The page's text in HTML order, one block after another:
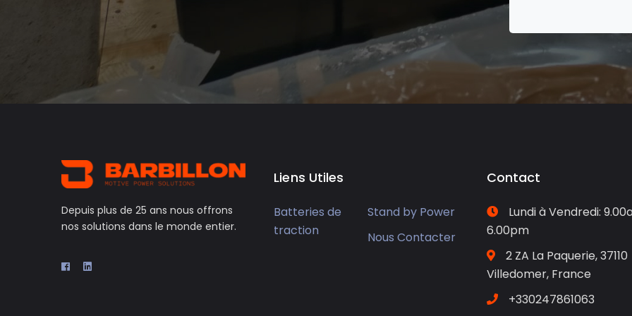
Depuis plus de 25 ans nous offrons
nos solutions dans le monde entier.
Liens Utiles
Batteries de
traction
Stand by Power
Nous Contacter
Contact
Lundi à Vendredi:
6.00pm
2 ZA La Paquerie, 37110
Villedomer, France
+330247861063